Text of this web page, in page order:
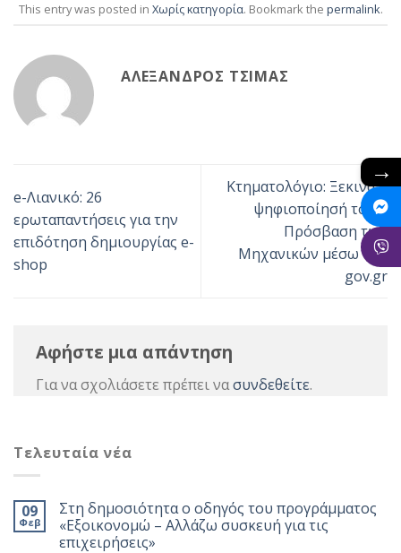
This entry was posted in Χωρίς κατηγορία. Bookmark the permalink.
ΑΛΈΞΑΝΔΡΟΣ ΤΣΊΜΑΣ
e-Λιανικό: 26
ερωταπαντήσεις για την
επιδότηση δημιουργίας e-
shop
Κτηματολόγιο: Ξεκινά η
ψηφιοποίησή του –
Πρόσβαση των
Μηχανικών μέσω του
gov.gr
Αφήστε μια απάντηση
Για να σχολιάσετε πρέπει νασυνδεθείτε.
Τελευταία νέα
09
Φεβ
Στη δημοσιότητα ο οδηγός του προγράμματος
«Εξοικονομώ – Αλλάζω συσκευή για τις
επιχειρήσεις»
→